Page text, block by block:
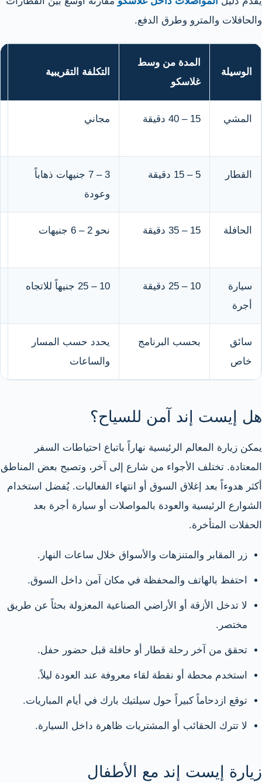
والحافلات والمترو وطرق الدفع.
الوسيلة
المدة من وسط
غلاسكو
التكلفة التقريبية
المشي 15 – 40 دقيقة مجاني
القطار 5 – 15 دقيقة
3 – 7 جنيهات ذهاباً
وعودة
الحافلة 15 – 35 دقيقة نحو 2 – 6 جنيهات
سيارة
أجرة
10 – 25 دقيقة 10 – 25 جنيهاً للاتجاه
سائق
خاص
بحسب البرنامج
يحدد حسب المسار
والساعات
هل إيست إند آمن للسياح؟
يمكن زيارة المعالم الرئيسية نهاراً باتباع احتياطات السفر
المعتادة. تختلف الأجواء من شارع إلى آخر، وتصبح بعض المناطق
أكثر هدوءاً بعد إغلاق السوق أو انتهاء الفعاليات. يُفضل استخدام
الشوارع الرئيسية والعودة بالمواصلات أو سيارة أجرة بعد
الحفلات المتأخرة.
زر المقابر والمتنزهات والأسواق خلال ساعات النهار.
احتفظ بالهاتف والمحفظة في مكان آمن داخل السوق.
لا تدخل الأزقة أو الأراضي الصناعية المعزولة بحثاً عن طريق
مختصر.
تحقق من آخر رحلة قطار أو حافلة قبل حضور حفل.
استخدم محطة أو نقطة لقاء معروفة عند العودة ليلاً.
توقع ازدحاماً كبيراً حول سيلتيك بارك في أيام المباريات.
لا تترك الحقائب أو المشتريات ظاهرة داخل السيارة.
زيارة إيست إند مع الأطفال